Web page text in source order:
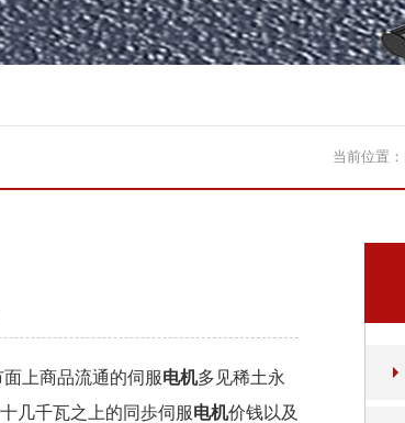
当前位置：
上商品流通的伺服电机多见稀土永
几千瓦之上的同歩伺服电机价钱以及